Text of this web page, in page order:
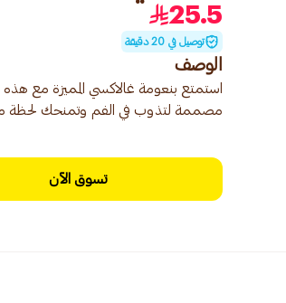
25.5
توصيل في 20 دقيقة
الوصف
استمتع بنعومة غالاكسي المميزة مع
مصممة لتذوب في الفم وتمنحك لحظة من
تسوق الآن